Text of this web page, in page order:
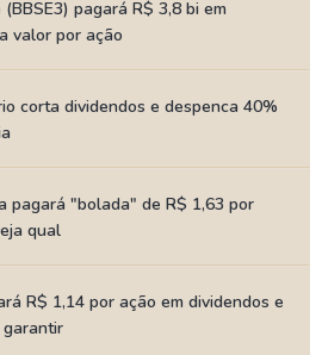
pagará R$ 3,8 bi em
valor por ação
corta dividendos e despenca 40%
pagará "bolada" de R$ 1,63 por
qual
R$ 1,14 por ação em dividendos e
garantir